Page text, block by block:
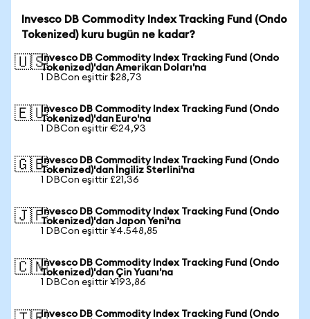
Invesco DB Commodity Index Tracking Fund (Ondo
Tokenized) kuru bugün ne kadar?
🇺🇸Invesco DB Commodity Index Tracking Fund (Ondo
Tokenized)'dan Amerikan Doları'na
1 DBCon eşittir $28,73
🇪🇺Invesco DB Commodity Index Tracking Fund (Ondo
Tokenized)'dan Euro'na
1 DBCon eşittir €24,93
🇬🇧Invesco DB Commodity Index Tracking Fund (Ondo
Tokenized)'dan İngiliz Sterlini'na
1 DBCon eşittir £21,36
🇯🇵Invesco DB Commodity Index Tracking Fund (Ondo
Tokenized)'dan Japon Yeni'na
1 DBCon eşittir ¥4.548,85
🇨🇳Invesco DB Commodity Index Tracking Fund (Ondo
Tokenized)'dan Çin Yuanı'na
1 DBCon eşittir ¥193,86
Invesco DB Commodity Index Tracking Fund (Ondo